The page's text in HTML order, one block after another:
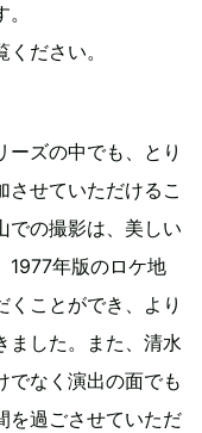
ださい。
ズの中でも、とり
させていただけるこ
での撮影は、美しい
1977年版のロケ地
くことができ、より
ました。また、清水
でなく演出の面でも
を過ごさせていただ